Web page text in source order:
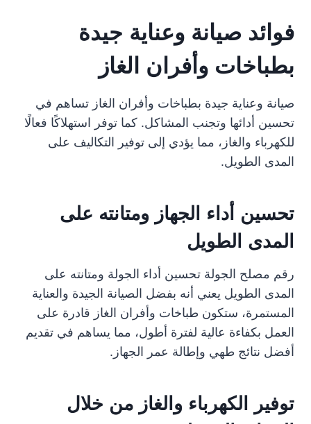
فوائد صيانة وعناية جيدة
بطباخات وأفران الغاز
صيانة وعناية جيدة بطباخات وأفران الغاز تساهم في
تحسين أدائها وتجنب المشاكل. كما توفر استهلاكًا فعالًا
للكهرباء والغاز، مما يؤدي إلى توفير التكاليف على
المدى الطويل.
تحسين أداء الجهاز ومتانته على
المدى الطويل
رقم مصلح الجولة تحسين أداء الجولة ومتانته على
المدى الطويل يعني أنه بفضل الصيانة الجيدة والعناية
المستمرة، ستكون طباخات وأفران الغاز قادرة على
العمل بكفاءة عالية لفترة أطول، مما يساهم في تقديم
أفضل نتائج طهي وإطالة عمر الجهاز.
توفير الكهرباء والغاز من خلال